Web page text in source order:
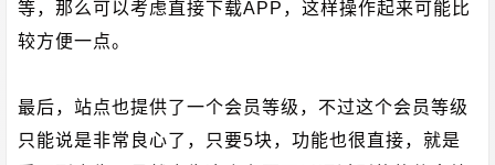
等，那么可以考虑直接下载APP，这样操作起来可能比
较方便一点。
最后，站点也提供了一个会员等级，不过这个会员等级
只能说是非常良心了，只要5块，功能也很直接，就是